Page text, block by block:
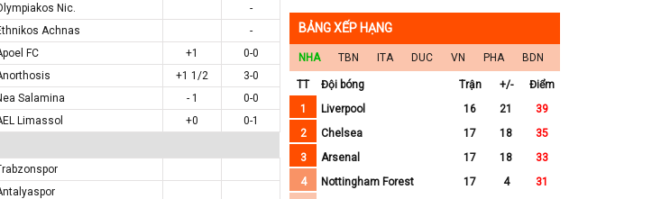
Nic.
-
Achnas
-
FC +1
0-0
+1 1/2
3-0
Salamina - 1
0-0
Limassol +0
0-1
BẢNG XẾP HẠNG
NHA TBN ITA DUC VN PHA BDN
TT Đội bóng Trận +/-
Điểm
1
Liverpool 16 21
39
2
Chelsea 17 18
35
3
Arsenal 17 18
33
4
Nottingham Forest 17 4
31